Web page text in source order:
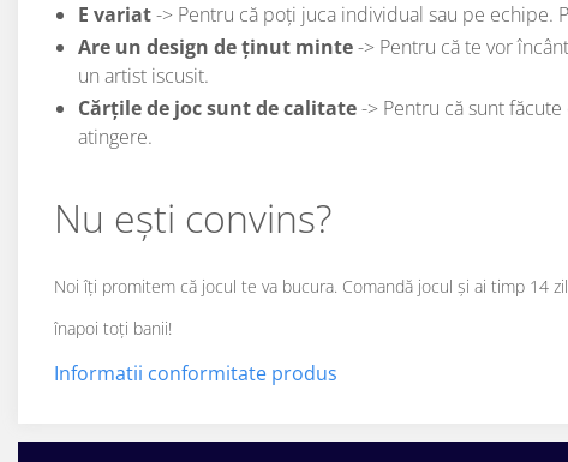
E variat-> Pentru că poți juca individual sau pe echipe.
Are un design de ținut minte-> Pentru că te vor
un artist iscusit.
Cărțile de joc sunt de calitate-> Pentru că sunt
atingere.
Nu ești convins?
Noi îți promitem că jocul te va bucura. Comandă jocul și ai timp 14
înapoi toți banii!
Informatii conformitate produs